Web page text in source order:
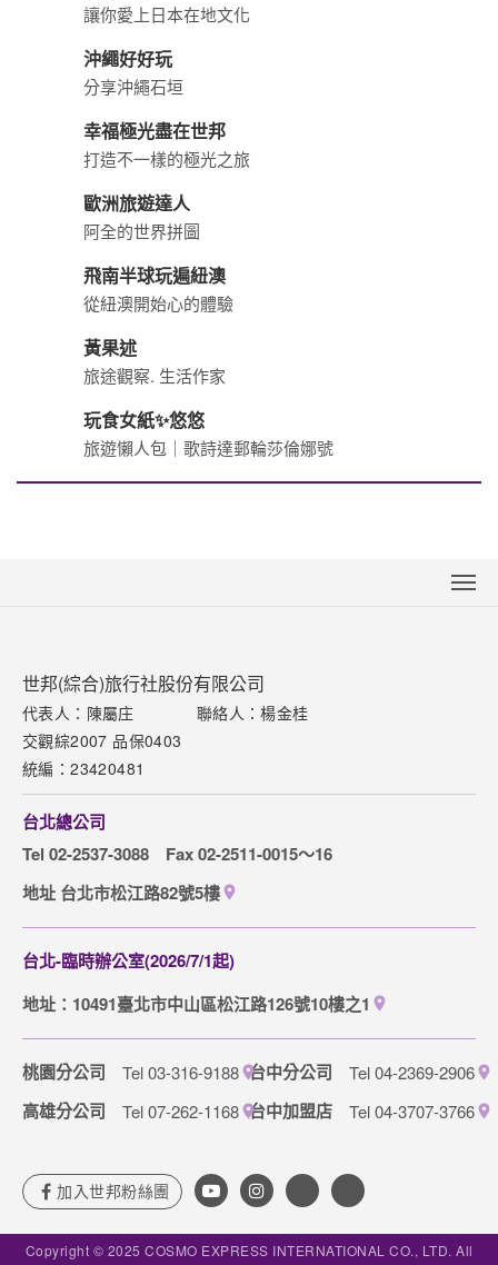
讓你愛上日本在地文化
沖繩好好玩
分享沖繩石垣
幸福極光盡在世邦
打造不一樣的極光之旅
歐洲旅遊達人
阿全的世界拼圖
飛南半球玩遍紐澳
從紐澳開始心的體驗
黃果述
旅途觀察. 生活作家
玩食女紙✨悠悠
旅遊懶人包｜歌詩達郵輪莎倫娜號
聯絡我們
下載專區
網站導覽
訂購流程說明
取消訂單說明
世邦(綜合)旅行社股份有限公司
代表人：陳屬庄
聯絡人：楊金桂
交觀綜2007 品保0403
統編：23420481
台北總公司
Tel 02-2537-3088
Fax 02-2511-0015～16
地址 台北市松江路82號5樓
台北-臨時辦公室(2026/7/1起)
地址：10491臺北市中山區松江路126號10樓之1
桃園分公司 Tel 03-316-9188 台中分公司 Tel 04-2369-2906
高雄分公司 Tel 07-262-1168 台中加盟店 Tel 04-3707-3766
Copyright © 2025 COSMO EXPRESS INTERNATIONAL CO., LTD. All